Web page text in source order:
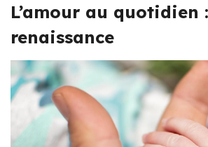
L’amour au quotidien
renaissance